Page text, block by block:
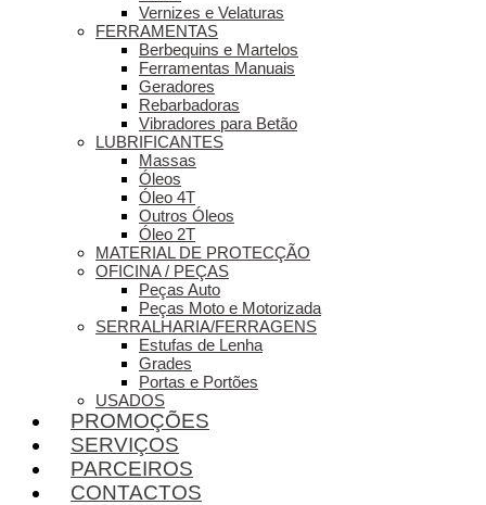
Vernizes e Velaturas
FERRAMENTAS
Berbequins e Martelos
Ferramentas Manuais
Geradores
Rebarbadoras
Vibradores para Betão
LUBRIFICANTES
Massas
Óleos
Óleo 4T
Outros Óleos
Óleo 2T
MATERIAL DE PROTECÇÃO
OFICINA / PEÇAS
Peças Auto
Peças Moto e Motorizada
SERRALHARIA/FERRAGENS
Estufas de Lenha
Grades
Portas e Portões
USADOS
PROMOÇÕES
SERVIÇOS
PARCEIROS
CONTACTOS